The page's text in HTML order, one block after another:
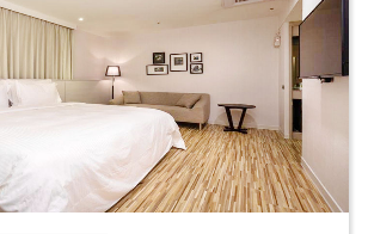
National Park with beautiful beaches
the day. We would be happy to
for you so you can spend the day at